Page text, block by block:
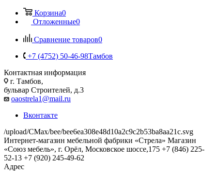
Корзина0
Отложенные0
Сравнение товаров0
+7 (4752) 50-46-98Тамбов
Контактная информация
г. Тамбов,
бульвар Строителей, д.3
oaostrela1@mail.ru
Вконтакте
/upload/CMax/bee/bee6ea308e48d10a2c9c2b53ba8aa21c.svg
Интернет-магазин мебельной фабрики «Стрела» Магазин
«Союз мебель», г. Орёл, Московское шоссе,175 +7 (846) 225-
52-13 +7 (920) 245-49-62
Адрес